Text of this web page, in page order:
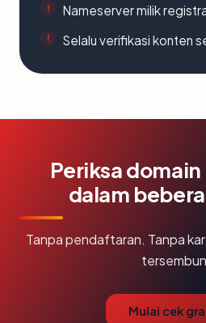
Nameserver milik
Selalu verifikasi konten
Periksa
dalam
Tanpa pendaftaran. Tanpa
Mulai cek